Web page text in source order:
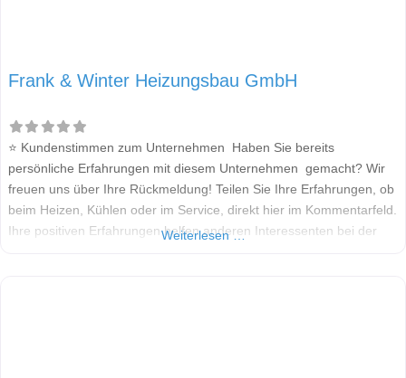
Frank & Winter Heizungsbau GmbH
⭐ Kundenstimmen zum Unternehmen Haben Sie bereits
persönliche Erfahrungen mit diesem Unternehmen gemacht? Wir
freuen uns über Ihre Rückmeldung! Teilen Sie Ihre Erfahrungen, ob
beim Heizen, Kühlen oder im Service, direkt hier im Kommentarfeld.
Ihre positiven Erfahrungen helfen anderen Interessenten bei der
Weiterlesen …